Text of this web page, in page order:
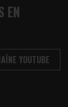
EN
YOUTUBE